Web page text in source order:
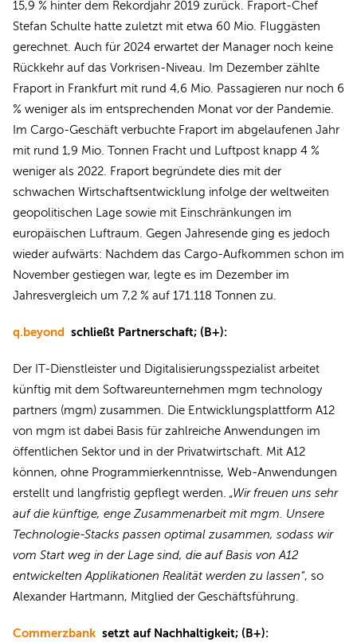
15,9 % hinter dem Rekordjahr 2019 zurück. Fraport-Chef
Stefan Schulte hatte zuletzt mit etwa 60 Mio. Fluggästen
gerechnet. Auch für 2024 erwartet der Manager noch keine
Rückkehr auf das Vorkrisen-Niveau. Im Dezember zählte
Fraport in Frankfurt mit rund 4,6 Mio. Passagieren nur noch 6
% weniger als im entsprechenden Monat vor der Pandemie.
Im Cargo-Geschäft verbuchte Fraport im abgelaufenen Jahr
mit rund 1,9 Mio. Tonnen Fracht und Luftpost knapp 4 %
weniger als 2022. Fraport begründete dies mit der
schwachen Wirtschaftsentwicklung infolge der weltweiten
geopolitischen Lage sowie mit Einschränkungen im
europäischen Luftraum. Gegen Jahresende ging es jedoch
wieder aufwärts: Nachdem das Cargo-Aufkommen schon im
November gestiegen war, legte es im Dezember im
Jahresvergleich um 7,2 % auf 171.118 Tonnen zu.
q.beyond schließt Partnerschaft; (B+):
Der IT-Dienstleister und Digitalisierungsspezialist arbeitet
künftig mit dem Softwareunternehmen mgm technology
partners (mgm) zusammen. Die Entwicklungsplattform A12
von mgm ist dabei Basis für zahlreiche Anwendungen im
öffentlichen Sektor und in der Privatwirtschaft. Mit A12
können, ohne Programmierkenntnisse, Web-Anwendungen
erstellt und langfristig gepflegt werden. „Wir freuen uns sehr
auf die künftige, enge Zusammenarbeit mit mgm. Unsere
Technologie-Stacks passen optimal zusammen, sodass wir
vom Start weg in der Lage sind, die auf Basis von A12
entwickelten Applikationen Realität werden zu lassen“, so
Alexander Hartmann, Mitglied der Geschäftsführung.
Commerzbank setzt auf Nachhaltigkeit; (B+):